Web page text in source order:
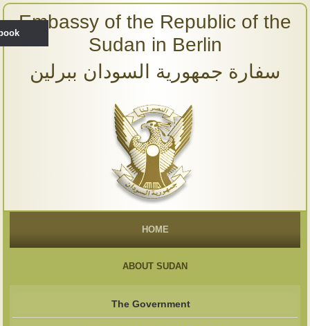
Embassy of the Republic of the
Sudan in Berlin
سفارة جمهورية السودان ببرلين
HOME
ABOUT SUDAN
The Government